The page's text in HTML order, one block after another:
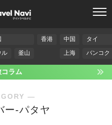
ル
釜山
香港
中国
上海
タイ
バンコク
ラム
―
ー-パタヤ